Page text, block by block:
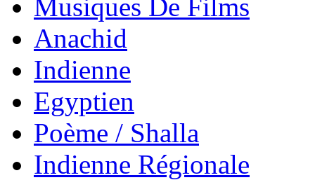
Musiques De Films
Anachid
Indienne
Egyptien
Poème / Shalla
Indienne Régionale